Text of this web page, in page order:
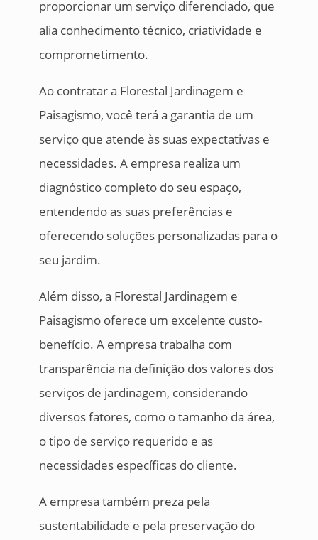
proporcionar um serviço diferenciado, que
alia conhecimento técnico, criatividade e
comprometimento.
Ao contratar a Florestal Jardinagem e
Paisagismo, você terá a garantia de um
serviço que atende às suas expectativas e
necessidades. A empresa realiza um
diagnóstico completo do seu espaço,
entendendo as suas preferências e
oferecendo soluções personalizadas para o
seu jardim.
Além disso, a Florestal Jardinagem e
Paisagismo oferece um excelente custo-
benefício. A empresa trabalha com
transparência na definição dos valores dos
serviços de jardinagem, considerando
diversos fatores, como o tamanho da área,
o tipo de serviço requerido e as
necessidades específicas do cliente.
A empresa também preza pela
sustentabilidade e pela preservação do